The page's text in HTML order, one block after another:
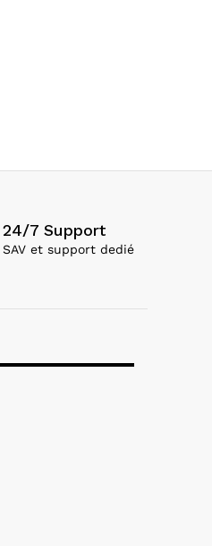
24/7 Support
SAV et support dedié